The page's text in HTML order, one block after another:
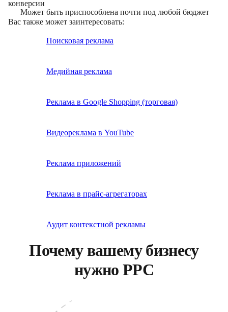
конверсии
Может быть приспособлена почти под любой бюджет
Вас также может заинтересовать:
Поисковая реклама
Медийная реклама
Реклама в Google Shopping (торговая)
Видеореклама в YouTube
Реклама приложений
Реклама в прайс-агрегаторах
Аудит контекстной рекламы
Почему вашему бизнесу
нужно PPC